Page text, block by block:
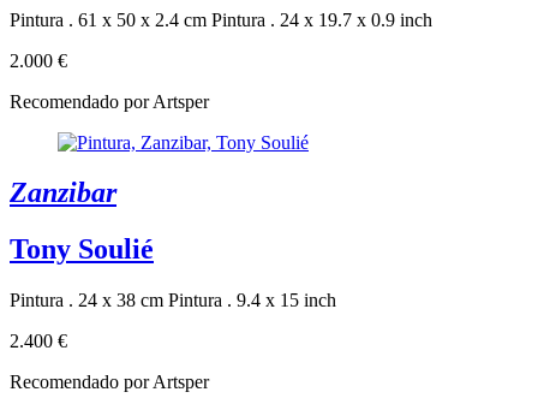
Pintura . 61 x 50 x 2.4 cm Pintura . 24 x 19.7 x 0.9 inch
2.000 €
Recomendado por Artsper
Zanzibar
Tony Soulié
Pintura . 24 x 38 cm Pintura . 9.4 x 15 inch
2.400 €
Recomendado por Artsper